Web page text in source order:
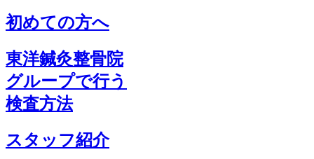
初めての方へ
東洋鍼灸整骨院
グループで行う
検査方法
スタッフ紹介